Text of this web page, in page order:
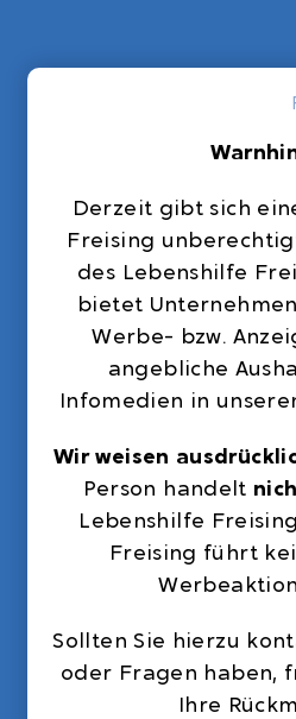
Derzeit gibt sich
Freising
des Lebenshilfe
bietet
Werbe- bzw.
angebliche
Infomedien in
Wir weisen
Person handelt
Lebenshilfe
Freising führt
Sollten Sie hierzu
oder Fragen haben,
Ihre